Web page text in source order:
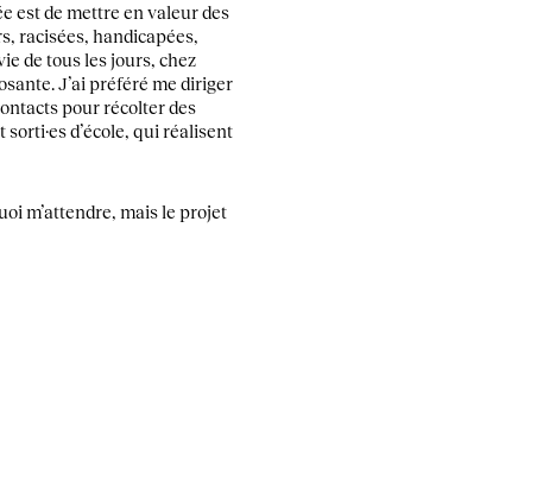
est de mettre en valeur des
racisées, handicapées,
de tous les jours, chez
J’ai préféré me diriger
pour récolter des
d’école, qui réalisent
m’attendre, mais le projet